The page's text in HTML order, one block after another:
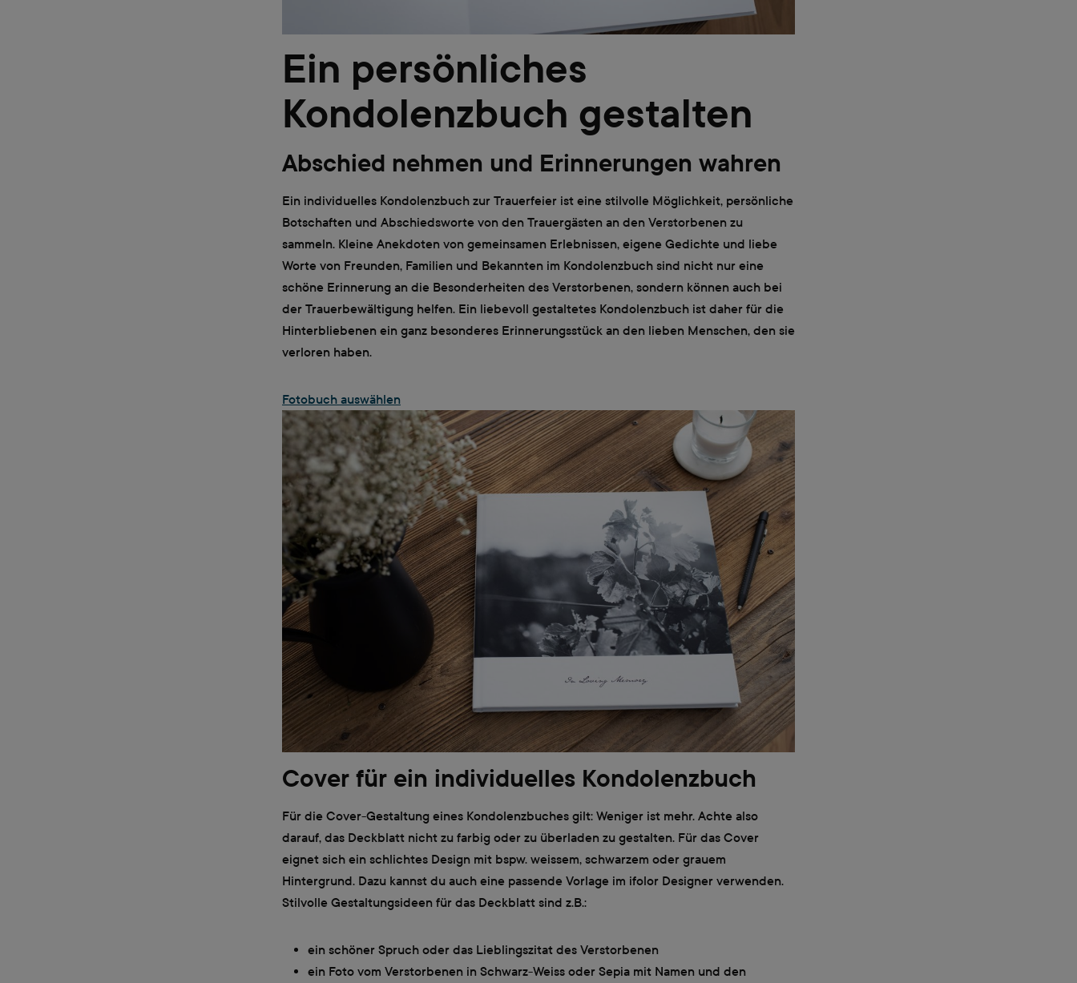
Ein persönliches
Kondolenzbuch gestalten
Abschied nehmen und Erinnerungen wahren
Ein individuelles Kondolenzbuch zur Trauerfeier ist eine stilvolle Möglichkeit, persönliche
Botschaften und Abschiedsworte von den Trauergästen an den Verstorbenen zu
sammeln. Kleine Anekdoten von gemeinsamen Erlebnissen, eigene Gedichte und liebe
Worte von Freunden, Familien und Bekannten im Kondolenzbuch sind nicht nur eine
schöne Erinnerung an die Besonderheiten des Verstorbenen, sondern können auch bei
der Trauerbewältigung helfen. Ein liebevoll gestaltetes Kondolenzbuch ist daher für die
Hinterbliebenen ein ganz besonderes Erinnerungsstück an den lieben Menschen, den sie
verloren haben.
Fotobuch auswählen
Cover für ein individuelles Kondolenzbuch
Für die Cover-Gestaltung eines Kondolenzbuches gilt: Weniger ist mehr. Achte also
darauf, das Deckblatt nicht zu farbig oder zu überladen zu gestalten. Für das Cover
eignet sich ein schlichtes Design mit bspw. weissem, schwarzem oder grauem
Hintergrund. Dazu kannst du auch eine passende Vorlage im ifolor Designer verwenden.
Stilvolle Gestaltungsideen für das Deckblatt sind z.B.:
ein schöner Spruch oder das Lieblingszitat des Verstorbenen
ein Foto vom Verstorbenen in Schwarz-Weiss oder Sepia mit Namen und den